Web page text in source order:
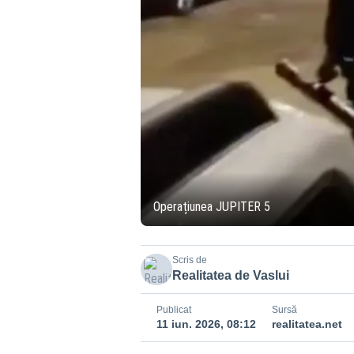
Operațiunea JUPITER 5
Scris de
Realitatea de Vaslui
Publicat
11 iun. 2026, 08:12
Sursă
realitatea.net